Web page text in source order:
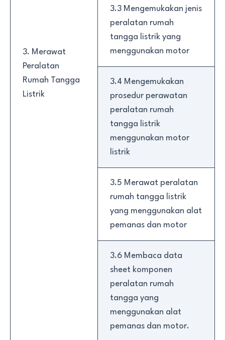
3. Merawat
Peralatan
Rumah Tangga
Listrik
3.3 Mengemukakan jenis
peralatan rumah
tangga listrik yang
menggunakan motor
3.4 Mengemukakan
prosedur perawatan
peralatan rumah
tangga listrik
menggunakan motor
listrik
3.5 Merawat peralatan
rumah tangga listrik
yang menggunakan alat
pemanas dan motor
3.6 Membaca data
sheet komponen
peralatan rumah
tangga yang
menggunakan alat
pemanas dan motor.